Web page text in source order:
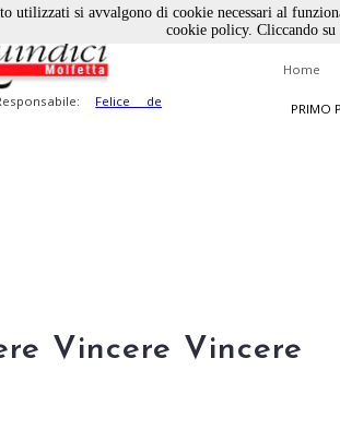
Felice de
Home
PRIMO
Vincere Vincere
utilizzati si avvalgono di cookie necessari al
cookie policy. Cliccando